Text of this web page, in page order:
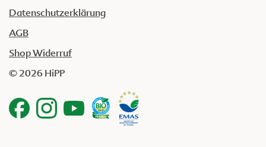
Datenschutzerklärung
AGB
Shop Widerruf
© 2026 HiPP